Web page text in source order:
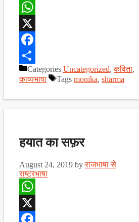
WhatsApp
X
Facebook
ShareCategories Uncategorized,कविता,
काव्यभाषा
Tags monika, sharma
हयात का सफ़र
August 24, 2019 byराजभाषा से
राष्ट्रभाषा
WhatsApp
X